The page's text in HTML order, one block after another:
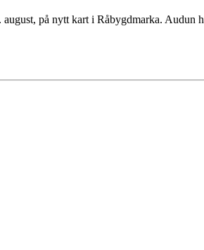
på nytt kart i Råbygdmarka. Audun